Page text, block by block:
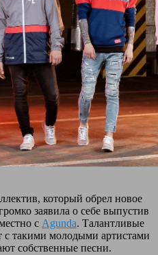
который обрел новое
заявила о себе выпустив
с Agunda. Талантливые
с такими молодыми артистами
собственные песни.